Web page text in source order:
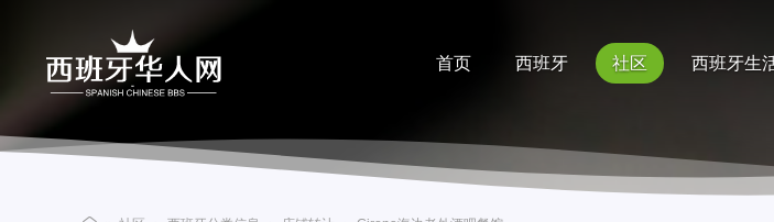
首页 西班牙 社区 西班牙生